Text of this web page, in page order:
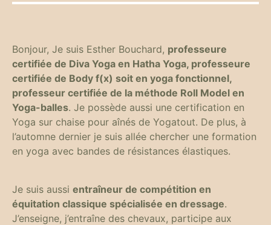
Bonjour, Je suis Esther Bouchard, professeure
certifiée de Diva Yoga en Hatha Yoga, professeure
certifiée de Body f(x) soit en yoga fonctionnel,
professeur certifiée de la méthode Roll Model en
Yoga-balles. Je possède aussi une certification en
Yoga sur chaise pour aînés de Yogatout. De plus, à
l’automne dernier je suis allée chercher une formation
en yoga avec bandes de résistances élastiques.
Je suis aussi entraîneur de compétition en
équitation classique spécialisée en dressage.
J’enseigne, j’entraîne des chevaux, participe aux